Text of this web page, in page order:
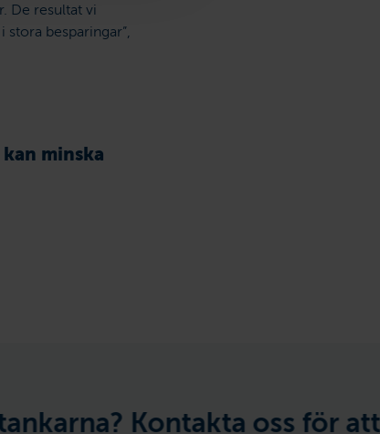
De resultat vi
besparingar”,
minska
oss för att